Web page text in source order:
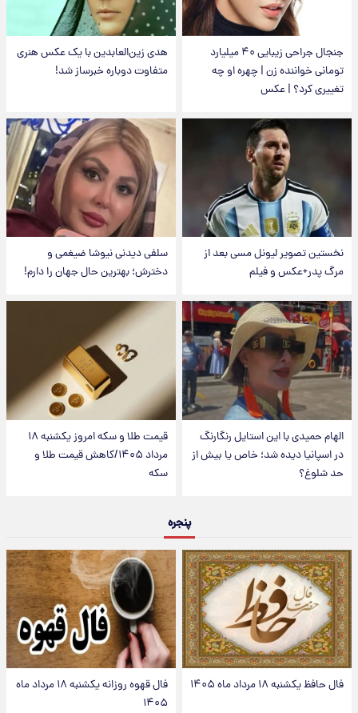
جنجال جراحی زیبایی ۴۰ میلیارد
تومانی خواننده زن | چهره او چه
تغییری کرد؟ | عکس
هدی زین‌العابدین با یک عکس هنری
متفاوت دوباره خبرساز شد!
نخستین تصویر لیونل مسی بعد از
مرگ پدر+عکس و فیلم
سلفی دیدنی نیوشا ضیغمی و
دخترش؛ بهترین حال جهان را دارم!
الهام حمیدی با این استایل رنگارنگ
در اسپانیا دیده شد؛ خاص یا بیش از
حد شلوغ؟
قیمت طلا و سکه امروز یکشنبه ۱۸
مرداد ۱۴۰۵/کاهش قیمت طلا و
سکه
پنجره
فال حافظ یکشنبه ۱۸ مرداد ماه ۱۴۰۵
فال قهوه روزانه یکشنبه ۱۸ مرداد ماه
۱۴۰۵